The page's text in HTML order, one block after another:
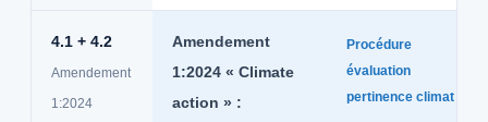
4.1 + 4.2
Amendement
1:2024
Amendement
1:2024 « Climate
action » :
Procédure
évaluation
pertinence climat